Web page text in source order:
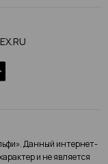
Данный интернет-
и не является